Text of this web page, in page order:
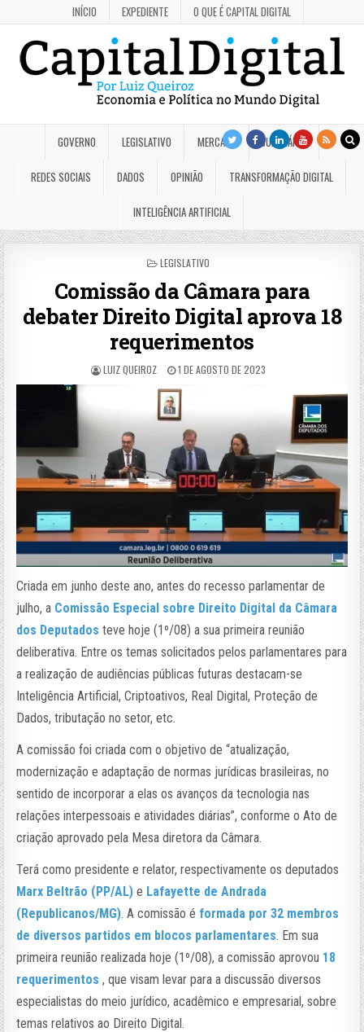
INÍCIO EXPEDIENTE O QUE É CAPITAL DIGITAL
GOVERNO LEGISLATIVO MERCADO JUDICIÁRIO
REDES SOCIAIS DADOS OPINIÃO TRANSFORMAÇÃO DIGITAL
INTELIGÊNCIA ARTIFICIAL
POSTED
LEGISLATIVO
Comissão da Câmara para
debater Direito Digital aprova 18
requerimentos
LUIZ QUEIROZ 1 DE AGOSTO DE 2023
Criada em junho deste ano, antes do recesso parlamentar de
julho, a Comissão Especial sobre Direito Digital da Câmara
dos Deputados teve hoje (1º/08) a sua primeira reunião
deliberativa. Entre os temas solicitados pelos parlamentares para
a realização de audiências públicas futuras destacam-se
Inteligência Artificial, Criptoativos, Real Digital, Proteção de
Dados, tributação no setor, etc.
A comissão foi criada com o objetivo de “atualização,
modernização e adaptação de normas jurídicas brasileiras, no
sentido de incorporar a elas os avanços da tecnologia nas
relações interpessoais e atividades diárias”, conforme o Ato de
criação aprovado pela Mesa diretora da Câmara.
Terá como presidente e relator, respectivamente os deputados
Marx Beltrão (PP/AL) e Lafayette de Andrada
(Republicanos/MG). A comissão é formada por 32 membros
de diversos partidos em blocos parlamentares. Em sua
primeira reunião realizada hoje (1º/08), a comissão aprovou 18
requerimentos, que visam levar para a discussão diversos
especialistas do meio jurídico, acadêmico e empresarial, sobre
temas relativos ao Direito Digital.